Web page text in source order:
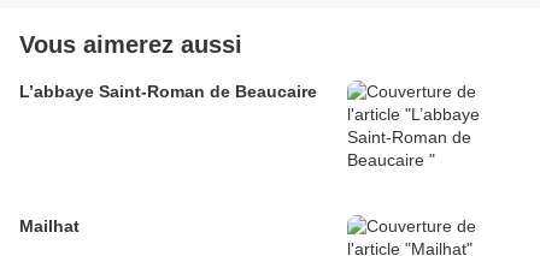
Vous aimerez aussi
L’abbaye Saint-Roman de Beaucaire
Mailhat